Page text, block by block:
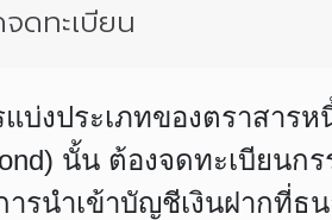
ดทะเบียน
แบ่งประเภทของตราสา
นั้น ต้องจดทะเบียน
รนำเข้าบัญชีเงินฝากที่ธ